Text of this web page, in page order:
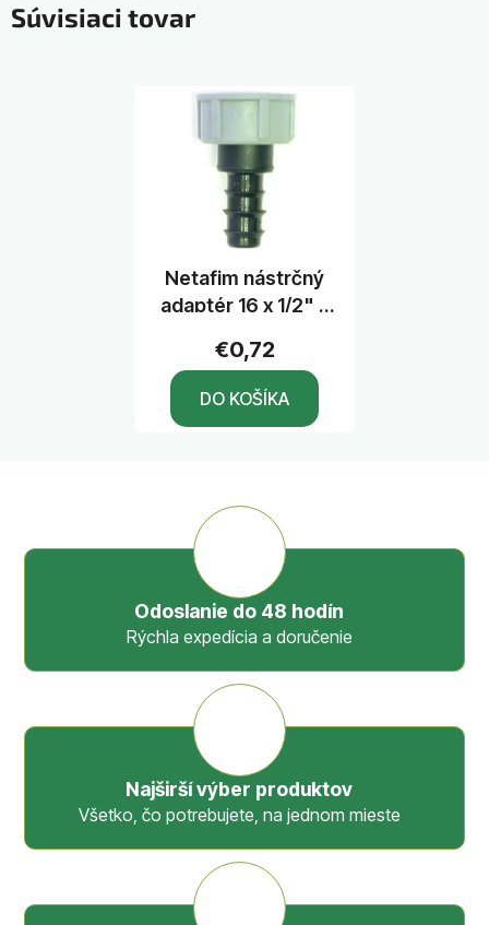
Súvisiaci tovar
Netafim nástrčný
adaptér 16 x 1/2" F
€0,72
DO KOŠÍKA
Odoslanie do 48 hodín
Rýchla expedícia a doručenie
Najširší výber produktov
Všetko, čo potrebujete, na jednom mieste